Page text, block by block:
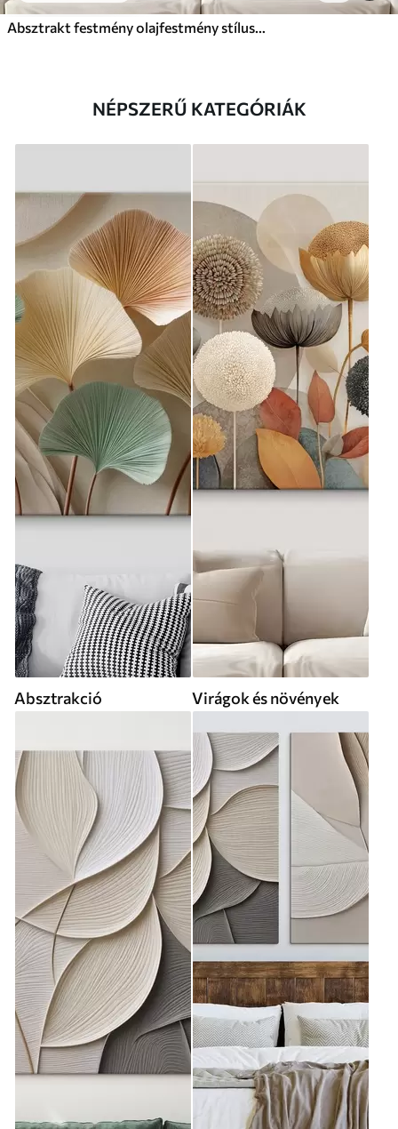
Absztrakt festmény olajfestmény stílusban
NÉPSZERŰ KATEGÓRIÁK
Absztrakció Virágok és növények